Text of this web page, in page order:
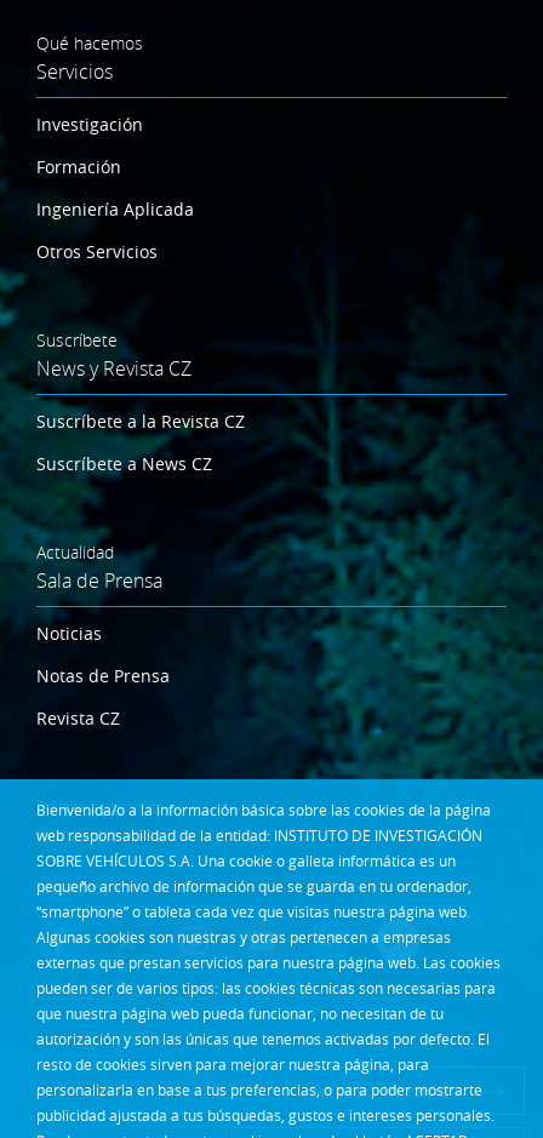
Bienvenida/o a la información básica sobre las cookies de la página
web responsabilidad de la entidad: INSTITUTO DE INVESTIGACIÓN
SOBRE VEHÍCULOS S.A. Una cookie o galleta informática es un
pequeño archivo de información que se guarda en tu ordenador,
“smartphone” o tableta cada vez que visitas nuestra página web.
Algunas cookies son nuestras y otras pertenecen a empresas
externas que prestan servicios para nuestra página web. Las cookies
pueden ser de varios tipos: las cookies técnicas son necesarias para
que nuestra página web pueda funcionar, no necesitan de tu
autorización y son las únicas que tenemos activadas por defecto. El
resto de cookies sirven para mejorar nuestra página, para
personalizarla en base a tus preferencias, o para poder mostrarte
publicidad ajustada a tus búsquedas, gustos e intereses personales.
Qué hacemos
Servicios
Investigación
Formación
Ingeniería Aplicada
Otros Servicios
Suscríbete
News y Revista CZ
Suscríbete a la Revista CZ
Suscríbete a News CZ
Actualidad
Sala de Prensa
Noticias
Notas de Prensa
Revista CZ
Dónde estamos
Contacta
Síguenos en:
Acceso Intranet